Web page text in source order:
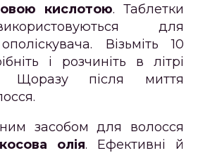
кислотою. Таблетки
для
Візьміть 10
і розчиніть в літрі
Щоразу після миття
засобом для волосся
олія. Ефективні й